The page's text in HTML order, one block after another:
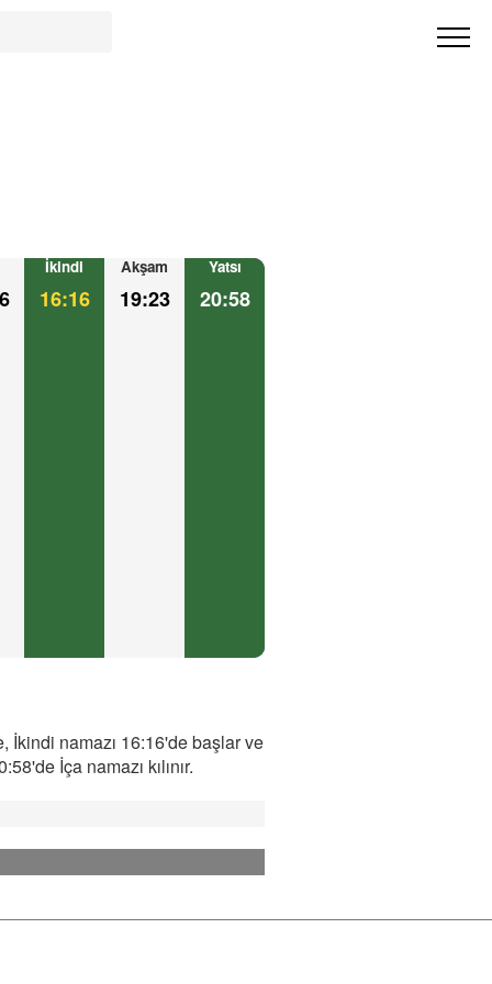
İkindi
16:16
Akşam
19:23
Yatsı
20:58
İkindi namazı 16:16'de başlar ve
İça namazı kılınır.